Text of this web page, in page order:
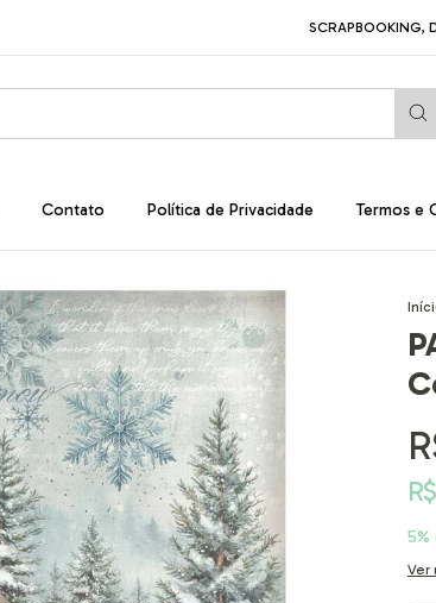
SCRAPBOOKING,
Contato Política de Privacidade Termos e
5%
Ver